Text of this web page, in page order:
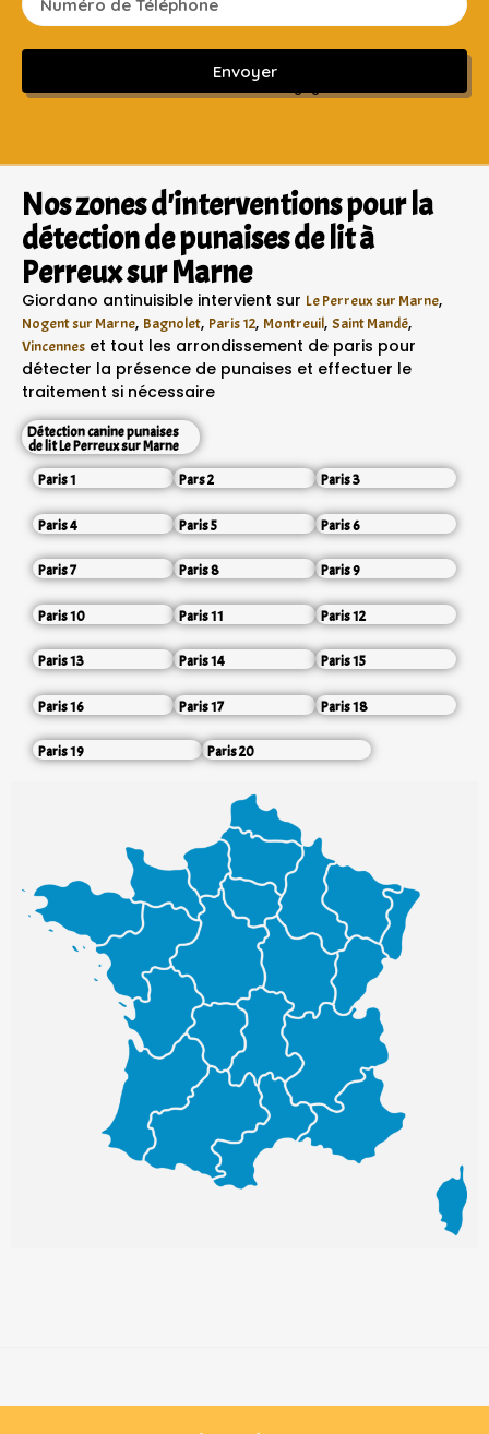
Envoyer
Sans engagement ni frais cachés
Nos zones d'interventions pour la
détection de punaises de lit à
Perreux sur Marne
Giordano antinuisible intervient sur Le Perreux sur Marne,
Nogent sur Marne, Bagnolet, Paris 12, Montreuil, Saint Mandé,
Vincennes et tout les arrondissement de paris pour
détecter la présence de punaises et effectuer le
traitement si nécessaire
Détection canine punaises
de lit Le Perreux sur Marne
Paris 1
Pars 2 Paris 3
Paris 4 Paris 5 Paris 6
Paris 7 Paris 8 Paris 9
Paris 10 Paris 11 Paris 12
Paris 13 Paris 14 Paris 15
Paris 16 Paris 17 Paris 18
Paris 19 Paris 20